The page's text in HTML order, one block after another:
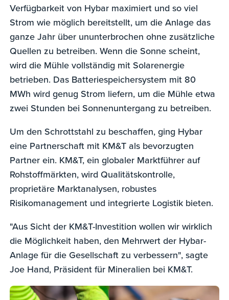
Verfügbarkeit von Hybar maximiert und so viel
Strom wie möglich bereitstellt, um die Anlage das
ganze Jahr über ununterbrochen ohne zusätzliche
Quellen zu betreiben. Wenn die Sonne scheint,
wird die Mühle vollständig mit Solarenergie
betrieben. Das Batteriespeichersystem mit 80
MWh wird genug Strom liefern, um die Mühle etwa
zwei Stunden bei Sonnenuntergang zu betreiben.
Um den Schrottstahl zu beschaffen, ging Hybar
eine Partnerschaft mit KM&T als bevorzugten
Partner ein. KM&T, ein globaler Marktführer auf
Rohstoffmärkten, wird Qualitätskontrolle,
proprietäre Marktanalysen, robustes
Risikomanagement und integrierte Logistik bieten.
"Aus Sicht der KM&T-Investition wollen wir wirklich
die Möglichkeit haben, den Mehrwert der Hybar-
Anlage für die Gesellschaft zu verbessern", sagte
Joe Hand, Präsident für Mineralien bei KM&T.